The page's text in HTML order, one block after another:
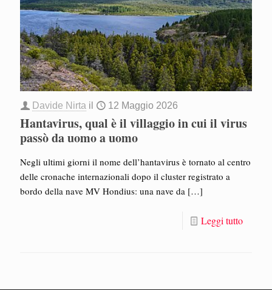
Davide Nirta il 12 Maggio 2026
Hantavirus, qual è il villaggio in cui il virus
passò da uomo a uomo
Negli ultimi giorni il nome dell’hantavirus è tornato al centro
delle cronache internazionali dopo il cluster registrato a
bordo della nave MV Hondius: una nave da […]
Leggi tutto